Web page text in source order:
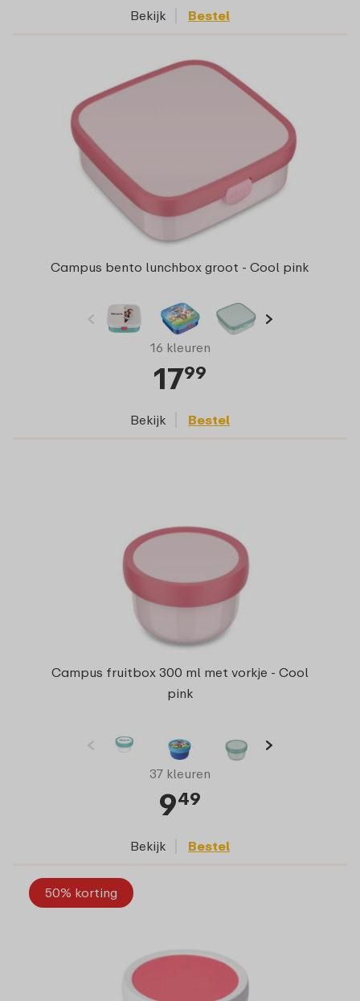
Bekijk Bestel
Campus bento lunchbox groot - Cool pink
16 kleuren
1799
Bekijk Bestel
Campus fruitbox 300 ml met vorkje - Cool
pink
37 kleuren
949
Bekijk Bestel
50% korting